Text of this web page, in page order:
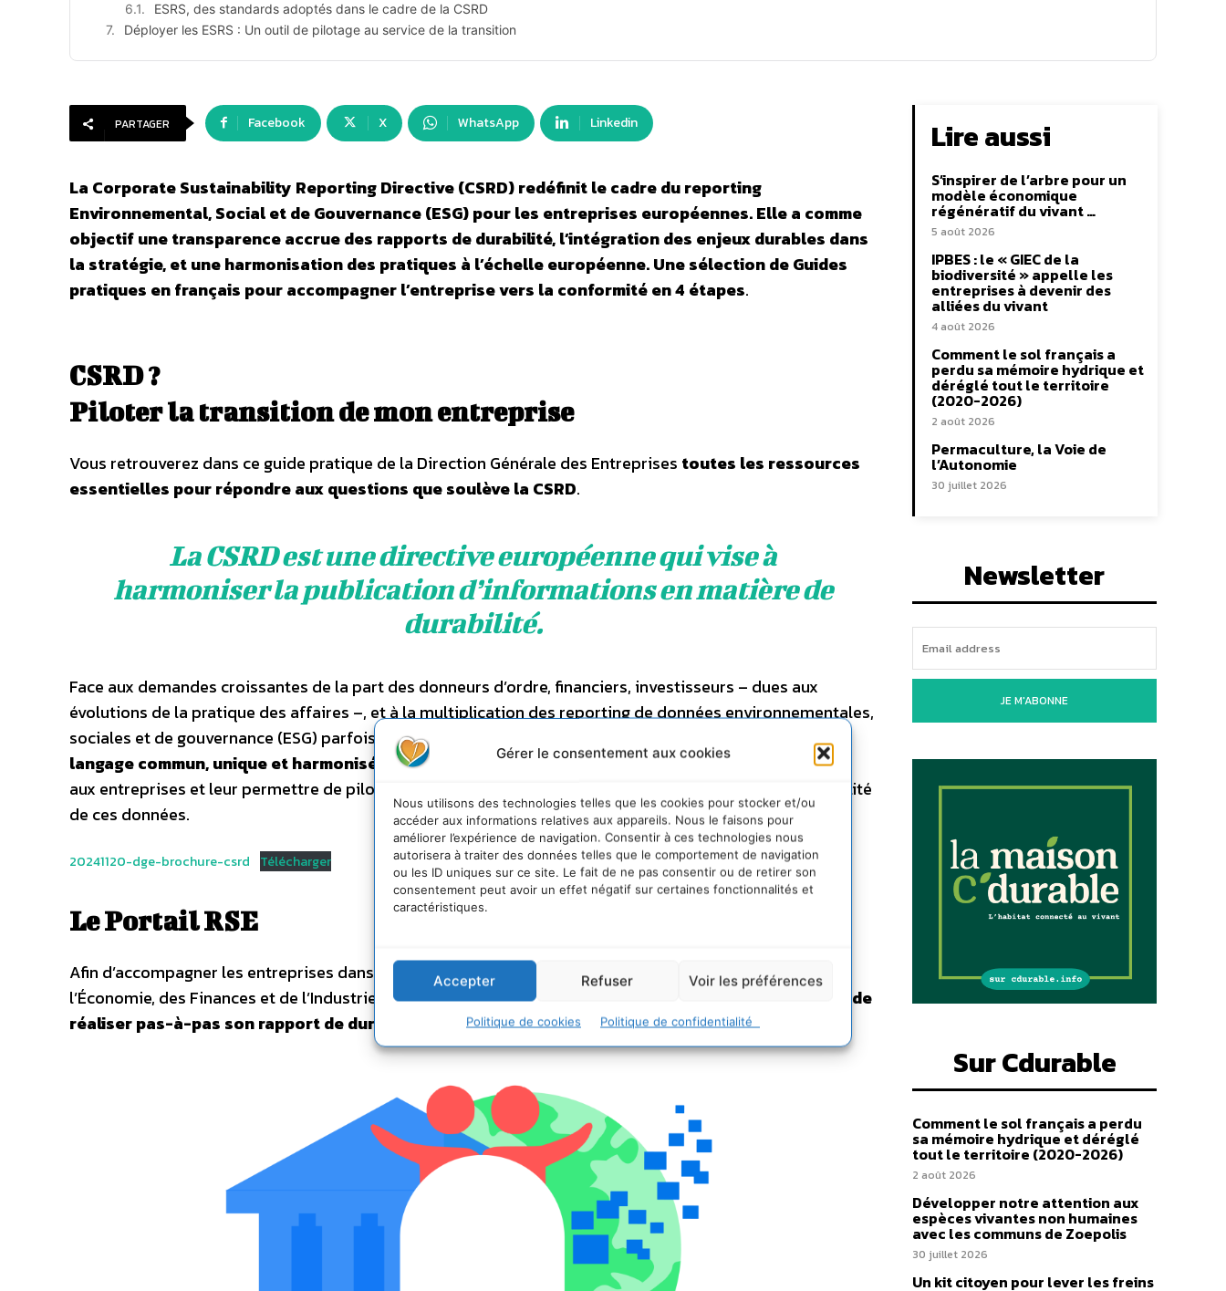
Gérer le consentement aux cookies
Nous utilisons des technologies telles que les cookies pour stocker et/ou
accéder aux informations relatives aux appareils. Nous le faisons pour
améliorer l’expérience de navigation. Consentir à ces technologies nous
autorisera à traiter des données telles que le comportement de navigation
ou les ID uniques sur ce site. Le fait de ne pas consentir ou de retirer son
consentement peut avoir un effet négatif sur certaines fonctionnalités et
caractéristiques.
Accepter Refuser Voir les préférences
Politique de cookies Politique de confidentialité
ESRS, des standards adoptés dans le cadre de la CSRD
Déployer les ESRS : Un outil de pilotage au service de la transition
PARTAGER Facebook X WhatsApp Linkedin
La Corporate Sustainability Reporting Directive (CSRD) redéfinit le cadre du reporting
Environnemental, Social et de Gouvernance (ESG) pour les entreprises européennes. Elle a comme
objectif une transparence accrue des rapports de durabilité, l’intégration des enjeux durables dans
la stratégie, et une harmonisation des pratiques à l’échelle européenne. Une sélection de Guides
pratiques en français pour accompagner l’entreprise vers la conformité en 4 étapes.
CSRD ?
Piloter la transition de mon entreprise
Vous retrouverez dans ce guide pratique de la Direction Générale des Entreprises toutes les ressources
essentielles pour répondre aux questions que soulève la CSRD.
La CSRD est une directive européenne qui vise à
harmoniser la publication d’informations en matière de
durabilité.
Face aux demandes croissantes de la part des donneurs d’ordre, financiers, investisseurs – dues aux
évolutions de la pratique des affaires –, et à la multiplication des reporting de données environnementales,
sociales et de gouvernance (ESG) parfois difficiles à acquérir,
la CSRD a pour objectif d’adopter un
langage commun, unique et harmonisé pour simplifier ce reporting, rationaliser les demandes faites
aux entreprises et leur permettre de piloter leurs performances en améliorant la transparence et la fiabilité
de ces données.
20241120-dge-brochure-csrd Télécharger
Le Portail RSE
Afin d’accompagner les entreprises dans leur mise en conformité à cette directive, le ministère de
l’Économie, des Finances et de l’Industrie a lancéle Portail RSE
: un service public gratuit permettant de
réaliser pas-à-pas son rapport de durabilité
Lire aussi
S’inspirer de l’arbre pour un
modèle économique
régénératif du vivant …
5 août 2026
IPBES : le « GIEC de la
biodiversité » appelle les
entreprises à devenir des
alliées du vivant
4 août 2026
Comment le sol français a
perdu sa mémoire hydrique et
déréglé tout le territoire
(2020-2026)
2 août 2026
Permaculture, la Voie de
l’Autonomie
30 juillet 2026
Newsletter
JE M'ABONNE
Sur Cdurable
Comment le sol français a perdu
sa mémoire hydrique et déréglé
tout le territoire (2020-2026)
2 août 2026
Développer notre attention aux
espèces vivantes non humaines
avec les communs de Zoepolis
30 juillet 2026
Un kit citoyen pour lever les freins